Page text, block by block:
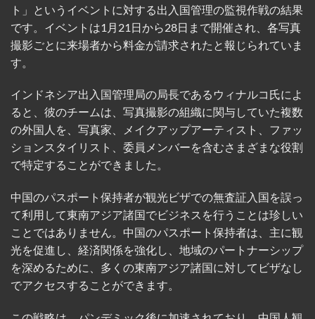
ト」というイベントに対する出入国管理の監視作戦の結果
です。イベントは1月21日から28日まで開催され、各写真
撮影ごとに来場者から料金が請求されたと報じられていま
す。
インドネシア出入国管理局の局長であるウィナルコ氏によ
ると、彼のチームは、写真撮影の組織に関与していた複数
の外国人を、写真家、メイクアップアーティスト、ファッ
ションスタイリスト、委員メンバーを含むさまざまな役割
で特定することができました。
中国のパスポート保持者が観光ビザでの無査証入国を誤っ
て利用して東南アジア諸国でビジネスを行うことは珍しい
ことではありません。中国のパスポート保持者は、主に観
光を促進し、経済関係を強化し、地域のパートナーシップ
を深めるために、多くの東南アジア諸国に対してビザなし
でアクセスすることができます。